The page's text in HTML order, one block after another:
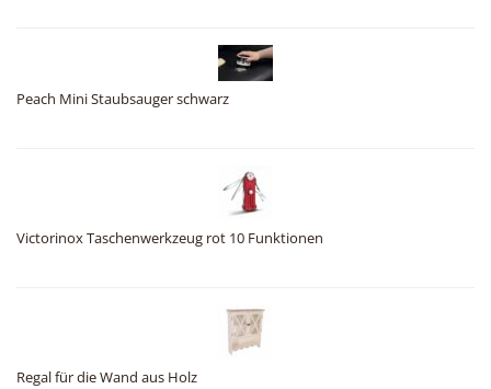
Peach Mini Staubsauger schwarz
Victorinox Taschenwerkzeug rot 10 Funktionen
Regal für die Wand aus Holz